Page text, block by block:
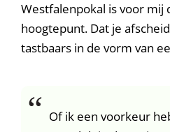
Westfalenpokal is voor mij
hoogtepunt. Dat je
tastbaars in de vorm van
Of ik een voorkeur